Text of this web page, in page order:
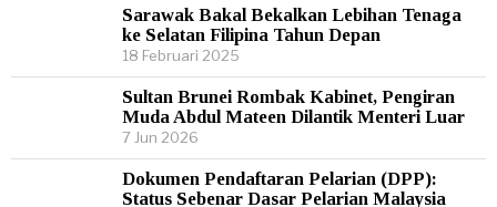
Sarawak Bakal Bekalkan Lebihan Tenaga
ke Selatan Filipina Tahun Depan
18 Februari 2025
Sultan Brunei Rombak Kabinet, Pengiran
Muda Abdul Mateen Dilantik Menteri Luar
7 Jun 2026
Dokumen Pendaftaran Pelarian (DPP):
Status Sebenar Dasar Pelarian Malaysia